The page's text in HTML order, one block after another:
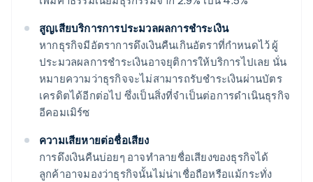
สูญเสียบริการการประมวลผลการชําระเงิน
หากธุรกิจมีอัตราการดึงเงินคืนเกินอัตราที่กำหนดไว้ ผู้
ประมวลผลการชําระเงินอาจยุติการให้บริการไปเลย นั่น
หมายความว่าธุรกิจจะไม่สามารถรับชําระเงินผ่านบัตร
เครดิตได้อีกต่อไป ซึ่งเป็นสิ่งที่จำเป็นต่อการดําเนินธุรกิจ
อีคอมเมิร์ซ
ความเสียหายต่อชื่อเสียง
การดึงเงินคืนบ่อยๆ อาจทําลายชื่อเสียงของธุรกิจได้
ลูกค้าอาจมองว่าธุรกิจนั้นไม่น่าเชื่อถือหรือแม้กระทั่ง